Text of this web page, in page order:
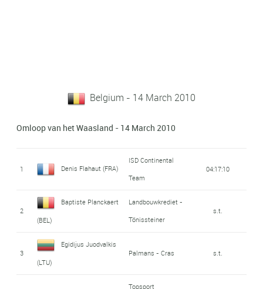
Belgium - 14 March 2010
Omloop van het Waasland - 14 March 2010
1 Denis Flahaut (FRA)
ISD Continental
Team
04:17:10
2
Baptiste Planckaert
(BEL)
Landbouwkrediet -
Tönissteiner
s.t.
3
Egidijus Juodvalkis
(LTU)
Palmans - Cras s.t.
Topsport